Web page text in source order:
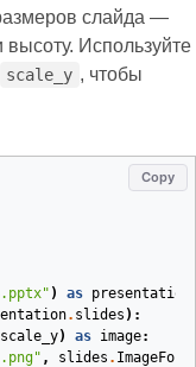
слайда —
Используйте
scale_y , чтобы
Copy
) as presentation
. slides ):
scale_y) as image:
.png" , slides .